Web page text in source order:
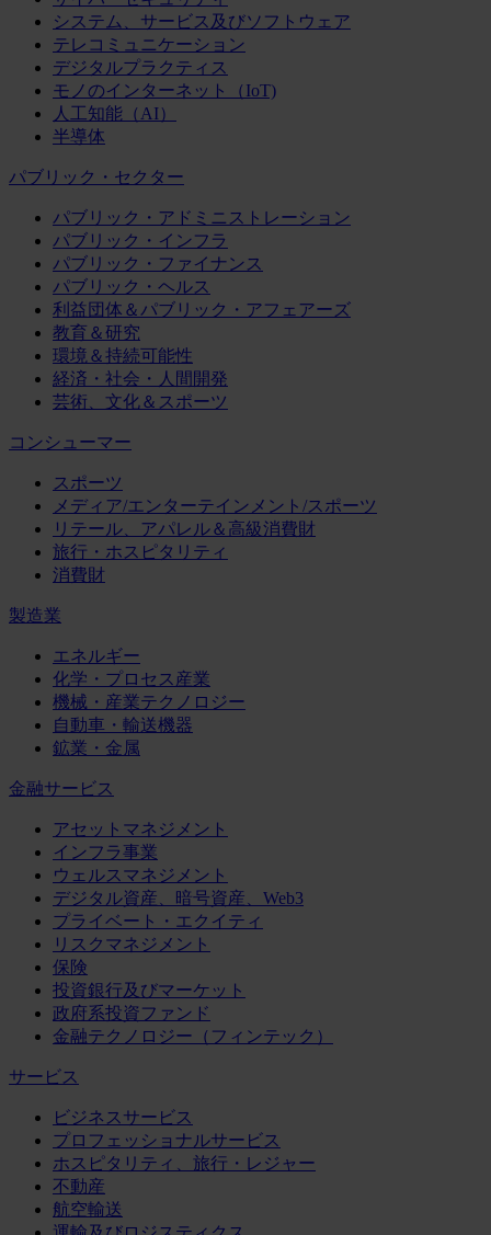
システム、サービス及びソフトウェア
テレコミュニケーション
デジタルプラクティス
モノのインターネット（IoT)
人工知能（AI）
半導体
パブリック・セクター
パブリック・アドミニストレーション
パブリック・インフラ
パブリック・ファイナンス
パブリック・ヘルス
利益団体＆パブリック・アフェアーズ
教育＆研究
環境＆持続可能性
経済・社会・人間開発
芸術、文化＆スポーツ
コンシューマー
スポーツ
メディア/エンターテインメント/スポーツ
リテール、アパレル＆高級消費財
旅行・ホスピタリティ
消費財
製造業
エネルギー
化学・プロセス産業
機械・産業テクノロジー
自動車・輸送機器
鉱業・金属
金融サービス
アセットマネジメント
インフラ事業
ウェルスマネジメント
デジタル資産、暗号資産、Web3
プライベート・エクイティ
リスクマネジメント
保険
投資銀行及びマーケット
政府系投資ファンド
金融テクノロジー（フィンテック）
サービス
ビジネスサービス
プロフェッショナルサービス
ホスピタリティ、旅行・レジャー
不動産
航空輸送